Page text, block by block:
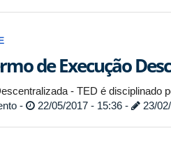
de Execução
- TED é disciplinado
-
22/05/2017 - 15:36 - 23/